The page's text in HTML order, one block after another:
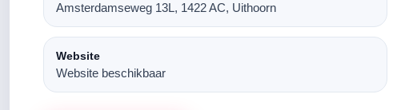
Amsterdamseweg 13L, 1422 AC, Uithoorn
Website
Website beschikbaar